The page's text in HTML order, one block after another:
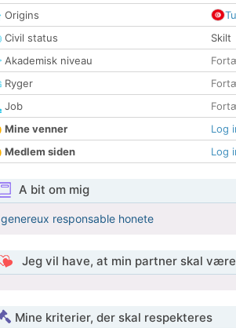
Origins
Civil status
Skilt
Akademisk niveau
Ryger
Job
Mine venner
Log
Medlem siden
Log
A bit om mig
genereux responsable honete
Jeg vil have, at min partner skal være
Mine kriterier, der skal respekteres